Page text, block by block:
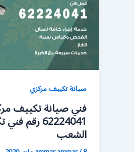
صيانة تكييف مركزي
فني صيانة تكييف
62224041
الشعب